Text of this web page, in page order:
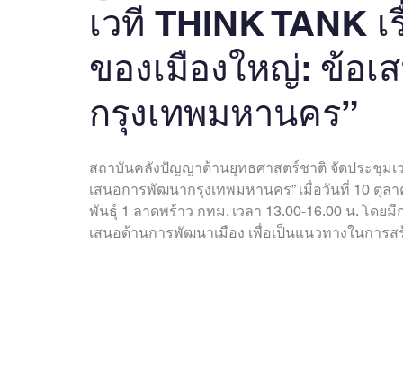
Research Articles Policy Briefs
OBOR Monitor East & Southeast Asia Monitor
Activities video2022 video2021
เวที THINK TANK
ของเมืองใหญ่: ข้อ
กรุงเทพมหานคร”
สถาบันคลังปัญญาด้านยุทธศาสตร์ชาติ จัดประชุมเ
เสนอการพัฒนากรุงเทพมหานคร” เมื่อวันที่ 10 ตุ
พันธุ์ 1 ลาดพร้าว กทม. เวลา 13.00-16.00 น. โด
เสนอด้านการพัฒนาเมือง เพื่อเป็นแนวทางในการ